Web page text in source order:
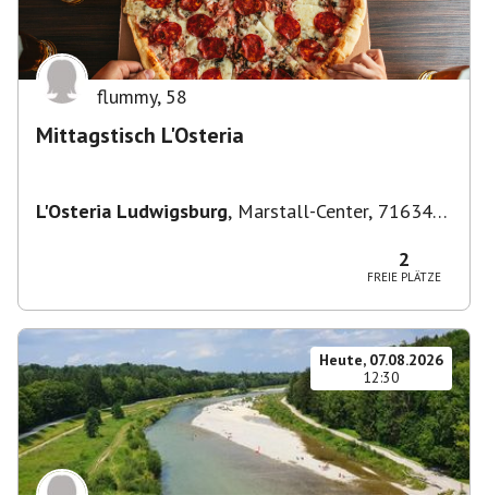
flummy, 58
Mittagstisch L'Osteria
L'Osteria Ludwigsburg, Marstall-Center, 71634
2
FREIE PLÄTZE
Heute, 07.08.2026
12:30